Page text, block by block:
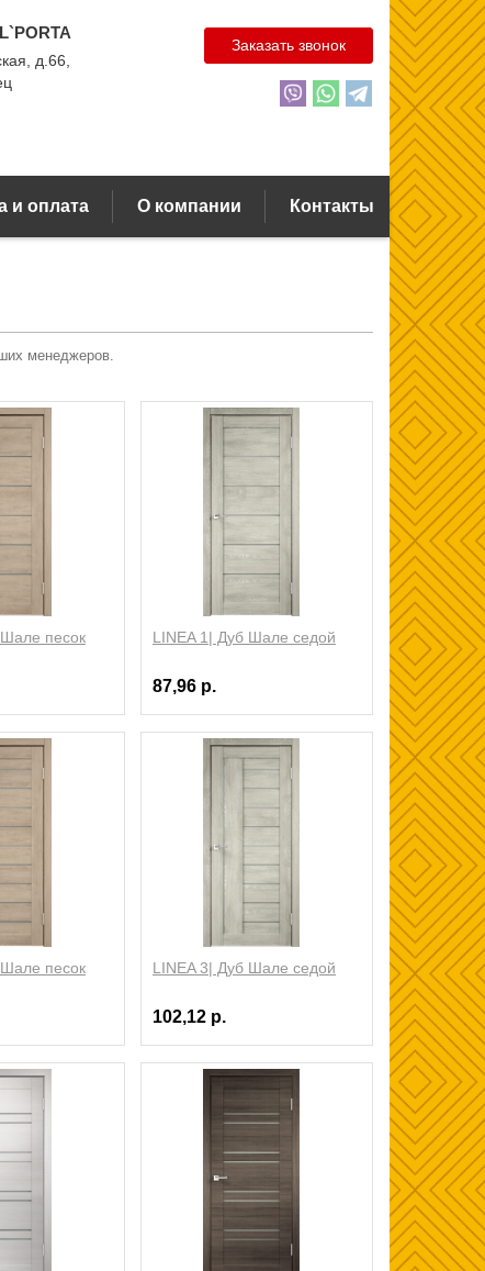
Заказать звонок
д.66,
и оплата О компании Контакты
менеджеров.
песок LINEA 1| Дуб Шале седой
87,96 р.
песок LINEA 3| Дуб Шале седой
102,12 р.